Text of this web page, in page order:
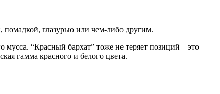
помадкой, глазурью или чем-либо другим.
“Красный бархат” тоже не теряет позиций – это
гамма красного и белого цвета.